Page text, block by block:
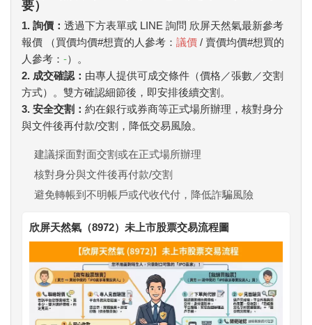
要）
1. 詢價： 透過下方表單或 LINE 詢問 欣屏天然氣最新參考
報價 （買價均價#想賣的人參考： 議價 / 賣價均價#想買的
人參考： -）。
2. 成交確認： 由專人提供可成交條件（價格／張數／交割
方式）。雙方確認細節後，即安排後續交割。
3. 安全交割： 約在銀行或券商等正式場所辦理，核對身分
與文件後再付款/交割，降低交易風險。
建議採面對面交割或在正式場所辦理
核對身分與文件後再付款/交割
避免轉帳到不明帳戶或代收代付，降低詐騙風險
欣屏天然氣（8972）未上市股票交易流程圖